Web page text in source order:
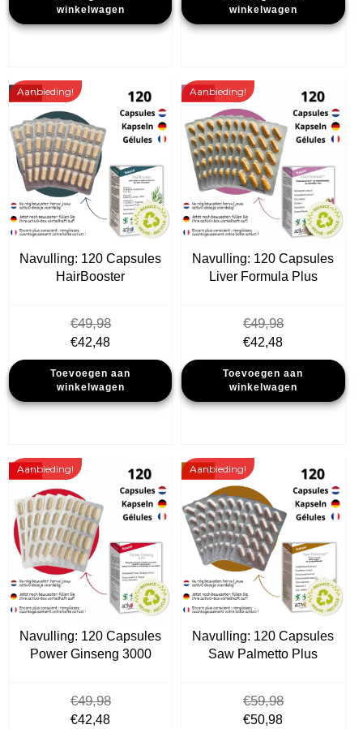
winkelwagen
€55,98.€47,58.
winkelwagen
Navulling: 120 Capsules
HairBooster
€49,98
Oorspronkelijke
prijs
was:
€49,98.
€42,48Huidige
prijs
is:
€42,48.
Toevoegen aan
winkelwagen
Aanbieding!
Navulling: 120 Capsules
Liver Formula Plus
€49,98
Oorspronkelijke
prijs
was:
€49,98.
€42,48Huidige
prijs
is:
€42,48.
Toevoegen aan
winkelwagen
Aanbieding!
Navulling: 120 Capsules
Power Ginseng 3000
€49,98
Oorspronkelijke
€42,48Huidige
Aanbieding!
Navulling: 120 Capsules
Saw Palmetto Plus
€59,98
Oorspronkelijke
€50,98Huidige
Aanbieding!